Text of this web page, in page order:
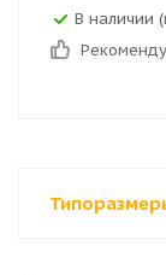
В наличии